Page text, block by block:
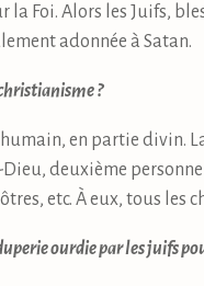
la Foi. Alors les Juifs,
adonnée à Satan.
?
en partie divin.
Dieu, deuxième
etc. À eux, tous
ourdie par les juifs